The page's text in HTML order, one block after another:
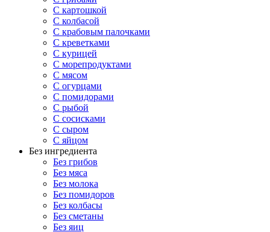
С картошкой
С колбасой
С крабовым палочками
С креветками
С курицей
С морепродуктами
С мясом
С огурцами
С помидорами
С рыбой
С сосисками
С сыром
С яйцом
Без ингредиента
Без грибов
Без мяса
Без молока
Без помидоров
Без колбасы
Без сметаны
Без яиц